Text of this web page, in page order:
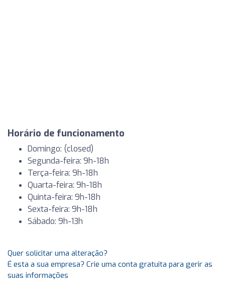
Horário de funcionamento
Domingo: (closed)
Segunda-feira: 9h-18h
Terça-feira: 9h-18h
Quarta-feira: 9h-18h
Quinta-feira: 9h-18h
Sexta-feira: 9h-18h
Sábado: 9h-13h
Quer solicitar uma alteração?
É esta a sua empresa? Crie uma conta gratuita para gerir as
suas informações